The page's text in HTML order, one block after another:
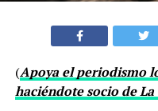
(Apoya el periodismo
haciéndote socio de La